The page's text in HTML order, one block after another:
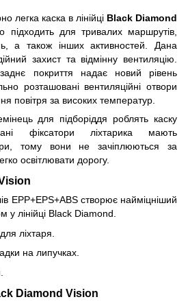
легка каска в лінійці Black Diamond
підходить для тривалих маршрутів,
а також інших активностей. Дана
захист та відмінну вентиляцію.
покриття надає новий рівень
розташовані вентиляційні отвори
повітря за високих температур.
для підборіддя роблять каску
фіксатори ліхтарика мають
тому вони не зачіплюються за
освітлювати дорогу.
EPP+EPS+ABS створює найміцніший
у лінійці Black Diamond.
ліхтаря.
на липучках.
Diamond Vision